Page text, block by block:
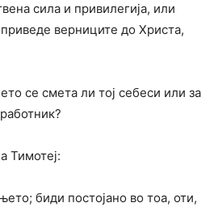
сила и привилегија, или
верниците до Христа,
се смета ли тој себеси или за
Тимотеј:
биди постојано во тоа, оти,